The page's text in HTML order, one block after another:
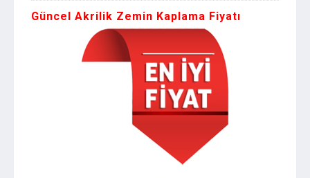
Güncel Akrilik Zemin Kaplama Fiyatı